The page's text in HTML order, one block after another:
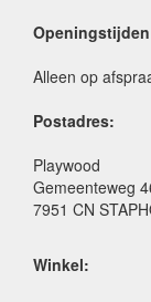
Alleen op
Postadres:
Playwood
Gemeenteweg
7951 CN
Winkel: